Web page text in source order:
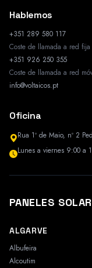
Hablemos
+351 289 580 117
Coste de llamada a red fija
+351 926 250 355
Coste de llamada a red
info@voltaicos.pt
Oficina
Rua 1º de Maio, nº 2
Lunes a viernes 9:00 a
PANELES
ALGARVE
Albufeira
Alcoutim